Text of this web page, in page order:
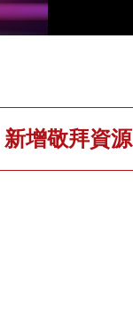
新增敬拜資源